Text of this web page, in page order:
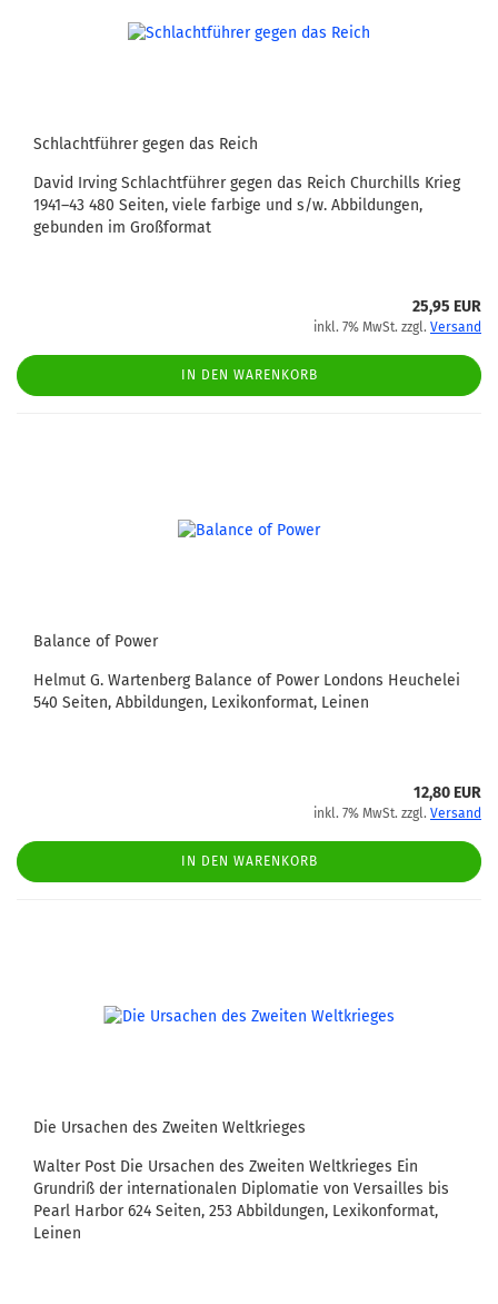
Schlachtführer gegen das Reich
David Irving Schlachtführer gegen das Reich Churchills Krieg
1941–43 480 Seiten, viele farbige und s/w. Abbildungen,
gebunden im Großformat
25,95 EUR
inkl. 7% MwSt. zzgl. Versand
IN DEN WARENKORB
Balance of Power
Helmut G. Wartenberg Balance of Power Londons Heuchelei
540 Seiten, Abbildungen, Lexikonformat, Leinen
12,80 EUR
inkl. 7% MwSt. zzgl. Versand
IN DEN WARENKORB
Die Ursachen des Zweiten Weltkrieges
Walter Post Die Ursachen des Zweiten Weltkrieges Ein
Grundriß der internationalen Diplomatie von Versailles bis
Pearl Harbor 624 Seiten, 253 Abbildungen, Lexikonformat,
Leinen